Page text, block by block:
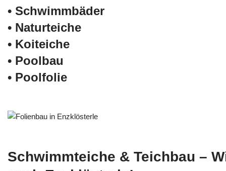
• Schwimm­bäder
• Naturteiche
• Koiteiche
• Poolbau
• Poolfolie
Schwimmteiche & Teichbau –